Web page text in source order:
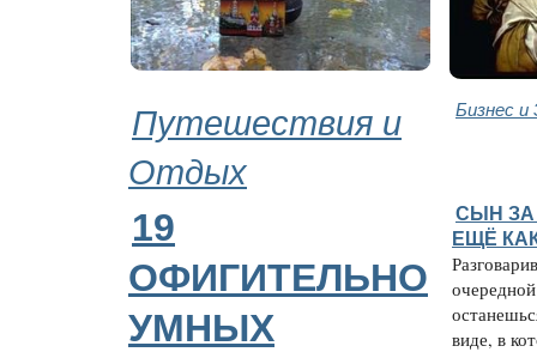
Путешествия и
Отдых
Бизнес и
19
ОФИГИТЕЛЬНО
УМНЫХ
СЫН ЗА
ЕЩЁ
виде, в